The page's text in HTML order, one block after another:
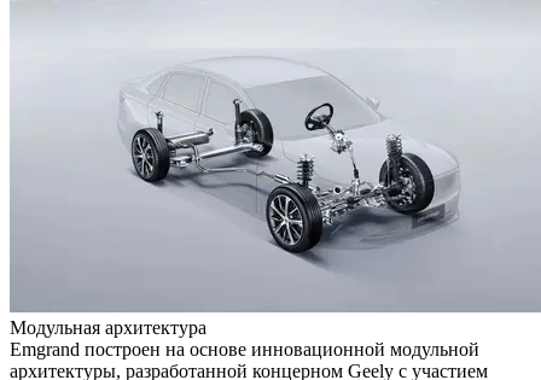
Модульная архитектура
Emgrand построен на основе инновационной модульной
архитектуры, разработанной концерном Geely с участием